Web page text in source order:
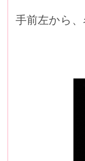
手前左から